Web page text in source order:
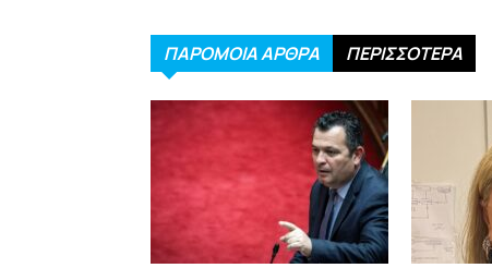
ΠΑΡΟΜΟΙΑ ΑΡΘΡΑ ΠΕΡΙΣΣΟΤΕΡΑ